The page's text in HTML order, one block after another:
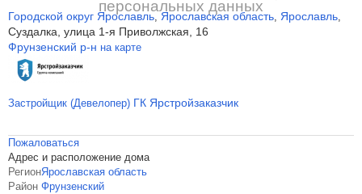
Городской округ Ярославль, Ярославская область, Ярославль,
Суздалка, улица 1-я Приволжская, 16
Фрунзенский р-н на карте
Застройщик (Девелопер) ГК Ярстройзаказчик
Пожаловаться
Адрес и расположение дома
РегионЯрославская область
Район Фрунзенский
персональных данных